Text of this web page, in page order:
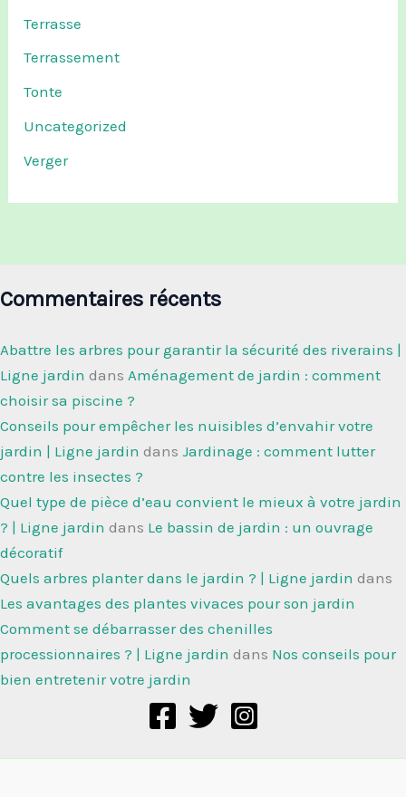
Terrasse
Terrassement
Tonte
Uncategorized
Verger
Commentaires récents
Abattre les arbres pour garantir la sécurité des riverains |
Ligne jardin dans Aménagement de jardin : comment
choisir sa piscine ?
Conseils pour empêcher les nuisibles d’envahir votre
jardin | Ligne jardin dans Jardinage : comment lutter
contre les insectes ?
Quel type de pièce d’eau convient le mieux à votre jardin
? | Ligne jardin dans Le bassin de jardin : un ouvrage
décoratif
Quels arbres planter dans le jardin ? | Ligne jardin dans
Les avantages des plantes vivaces pour son jardin
Comment se débarrasser des chenilles
processionnaires ? | Ligne jardin dans Nos conseils pour
bien entretenir votre jardin